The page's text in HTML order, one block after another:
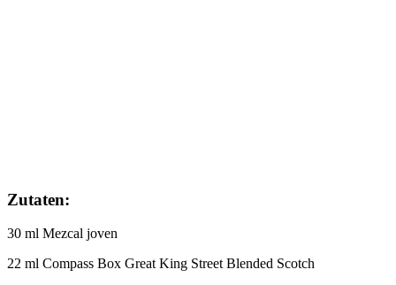
Zutaten:
30 ml Mezcal joven
22 ml Compass Box Great King Street Blended Scotch